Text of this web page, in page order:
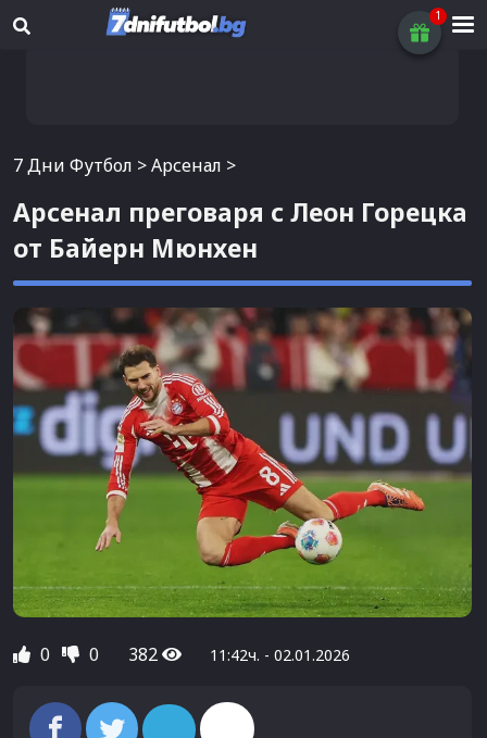
7 Дни Футбол >Арсенал >
Арсенал преговаря с Леон Горецка
от Байерн Мюнхен
0 0 382 11:42ч. - 02.01.2026